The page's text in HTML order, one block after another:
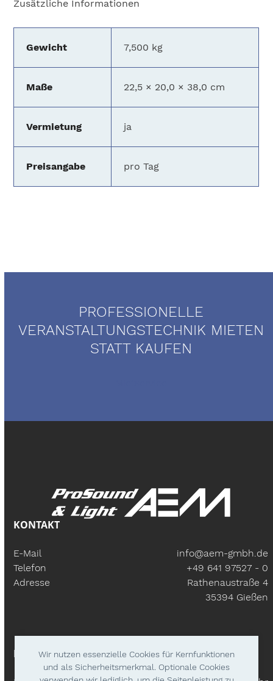
Wir nutzen essenzielle Cookies für Kernfunktionen
und als Sicherheitsmerkmal. Optionale Cookies
Zusätzliche Informationen
Gewicht 7,500 kg
Maße 22,5 × 20,0 × 38,0 cm
Vermietung ja
Preisangabe pro Tag
PROFESSIONELLE
VERANSTALTUNGSTECHNIK MIETEN
STATT KAUFEN
KONTAKT
E-Mail
info@aem-gmbh.de
Telefon
+49 641 97527 - 0
Adresse
Rathenaustraße 4
35394 Gießen
BÜROZEITEN